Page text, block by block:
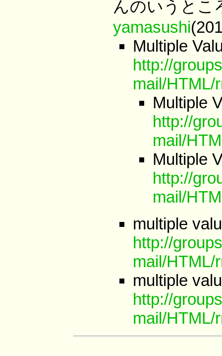
んのいうとこ
yamasushi
Multiple
http://
mail/HTML/
Multiple
http://
mail/
Multiple
http://
mail/
multiple
http://
mail/HTML/
multiple
http://
mail/HTML/